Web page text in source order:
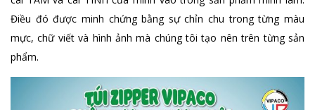
Điều đó được minh chứng bằng sự chỉn chu trong từng màu
mực, chữ viết và hình ảnh mà chúng tôi tạo nên trên từng sản
phẩm.